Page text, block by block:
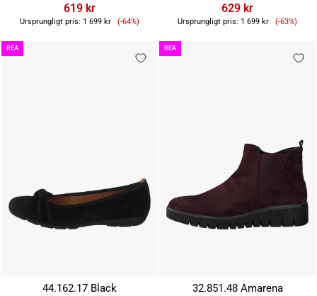
619 kr
Ursprungligt pris: 1 699 kr Reapris
(-64%)
629 kr
Ursprungligt pris: 1 699 kr Reapris
(-63%)
REA
44.162.17 Black
REA
32.851.48 Amarena